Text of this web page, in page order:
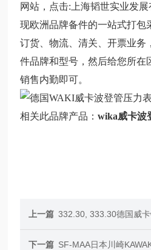
网站，点击:上海韬世实业发
现欧洲品牌备件的一站式打包
订货、物流、清关、开票业务
件品牌和型号，然后给您所在
销售内勤即可。
相关此品牌产品：wika威卡波
上一篇 332.30, 333.30德国威
下一篇 SF-MAA日本川崎